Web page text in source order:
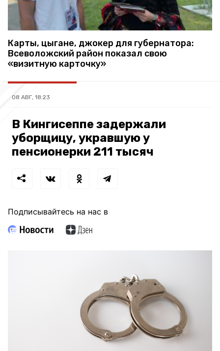
Карты, цыгане, джокер для губернатора:
Всеволожский район показал свою
«визитную карточку»
08 АВГ, 18:23
В Кингисеппе задержали
уборщицу, укравшую у
пенсионерки 211 тысяч
Подписывайтесь на нас в